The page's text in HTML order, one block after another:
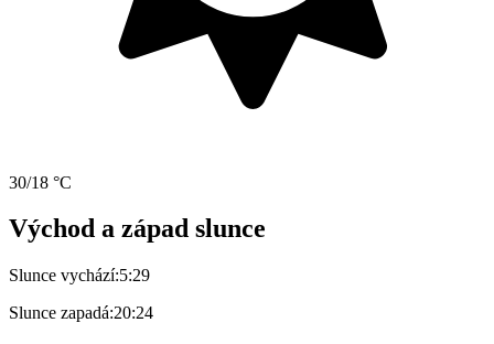
30/18 °C
Východ a západ slunce
Slunce vychází:5:29
Slunce zapadá:20:24